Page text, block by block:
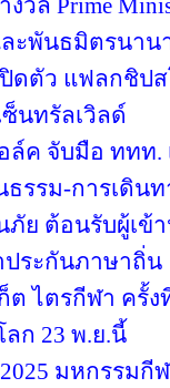
งวัล Prime
ะพันธมิตรนาน
ปิดตัว แฟลกชิป
นทรัลเวิลด์
ล์ค จับมือ ททท.
รรม-การเดินท
ย ต้อนรับผู้เข้
ประกันภาษาถิ่น
ต ไตรกีฬา ครั้
ก 23 พ.ย.นี้
มหกรรมกี